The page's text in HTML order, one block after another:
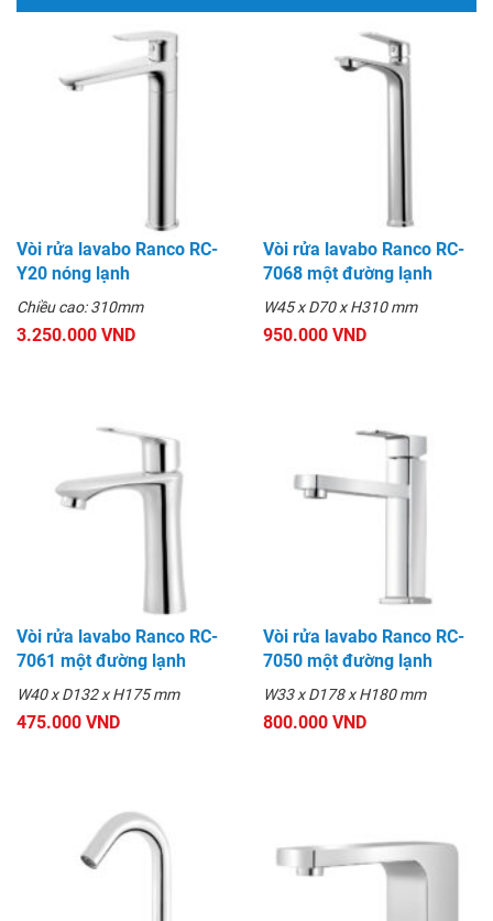
Vòi rửa lavabo Ranco RC-
Y20 nóng lạnh
Chiều cao: 310mm
3.250.000 VND
Vòi rửa lavabo Ranco RC-
7068 một đường lạnh
W45 x D70 x H310 mm
950.000 VND
Vòi rửa lavabo Ranco RC-
7061 một đường lạnh
W40 x D132 x H175 mm
475.000 VND
Vòi rửa lavabo Ranco RC-
7050 một đường lạnh
W33 x D178 x H180 mm
800.000 VND